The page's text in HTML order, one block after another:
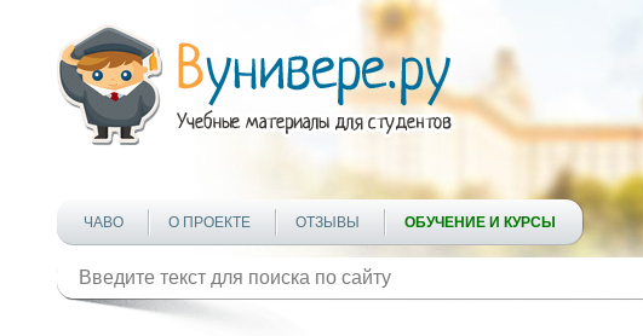
ЧАВО О ПРОЕКТЕ ОТЗЫВЫ ОБУЧЕНИЕ И КУРСЫ